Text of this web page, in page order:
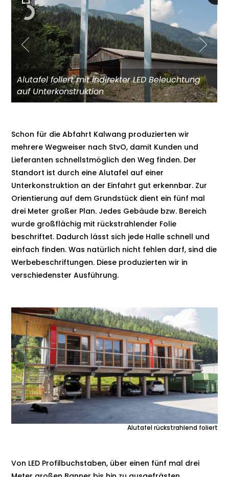
Alutafel foliert mit indirekter LED Beleuchtung
auf Unterkonstruktion
Alutafel rückstrahlend foliert
Schon für die Abfahrt Kalwang produzierten wir
mehrere Wegweiser nach StvO, damit Kunden und
Lieferanten schnellstmöglich den Weg finden. Der
Standort ist durch eine Alutafel auf einer
Unterkonstruktion an der Einfahrt gut erkennbar. Zur
Orientierung auf dem Grundstück dient ein fünf mal
drei Meter großer Plan. Jedes Gebäude bzw. Bereich
wurde großflächig mit rückstrahlender Folie
beschriftet. Dadurch lässt sich jede Halle schnell und
einfach finden. Was natürlich nicht fehlen darf, sind die
Werbebeschriftungen. Diese produzierten wir in
verschiedenster Ausführung.
Von LED Profilbuchstaben, über einen fünf mal drei